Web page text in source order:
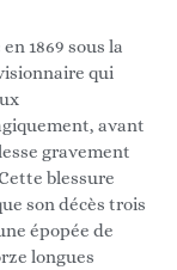
1869 sous la
qui
avant
gravement
blessure
son décès trois
épopée de
longues